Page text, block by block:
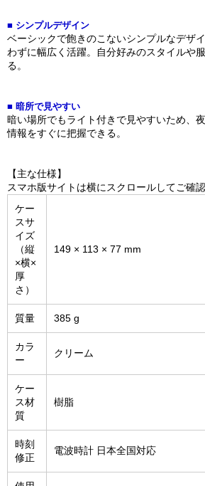
■ シンプルデザイン
ベーシックで飽きのこないシンプルなデザ
わずに幅広く活躍。自分好みのスタイルや
る。
■ 暗所で見やすい
暗い場所でもライト付きで見やすいため、
情報をすぐに把握できる。
【主な仕様】
スマホ版サイトは横にスクロールしてご確
ケー
スサ
イズ
（縦
×横×
厚
さ）
149 × 113 × 77 mm
質量 385 g
カラ
ー
クリーム
ケー
ス材
質
樹脂
時刻
修正
電波時計 日本全国対応